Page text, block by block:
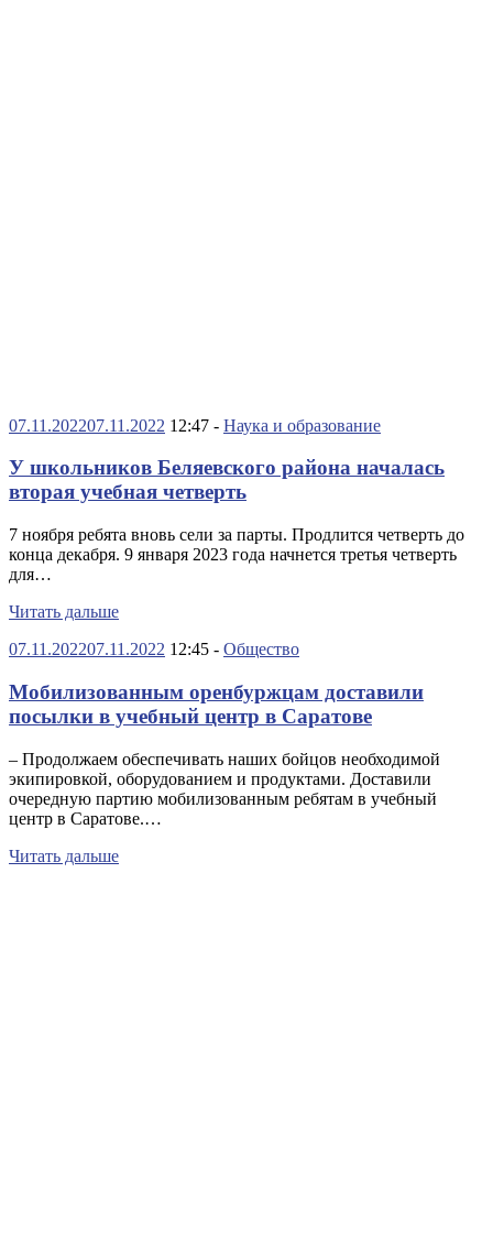
07.11.202207.11.2022 12:47 - Наука и образование
У школьников Беляевского района началась
вторая учебная четверть
7 ноября ребята вновь сели за парты. Продлится четверть до
конца декабря. 9 января 2023 года начнется третья четверть
для…
Читать дальше
07.11.202207.11.2022 12:45 - Общество
Мобилизованным оренбуржцам доставили
посылки в учебный центр в Саратове
– Продолжаем обеспечивать наших бойцов необходимой
экипировкой, оборудованием и продуктами. Доставили
очередную партию мобилизованным ребятам в учебный
центр в Саратове.…
Читать дальше